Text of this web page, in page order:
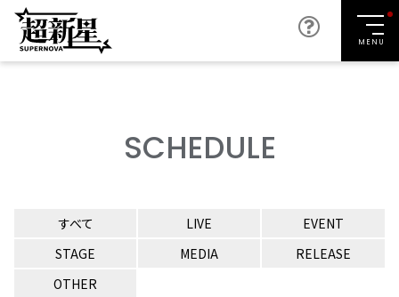
MENU
SCHEDULE
すべて LIVE
EVENT
STAGE
MEDIA
RELEASE
OTHER